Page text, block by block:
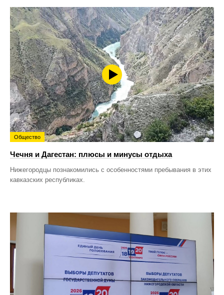
Общество
Чечня и Дагестан: плюсы и минусы отдыха
Нижегородцы познакомились с особенностями пребывания в этих
кавказских республиках.